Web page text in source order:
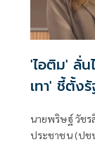
'ไอติม' ลั่น
เทา' ชี้ตั้ง
นายพริษฐ์ วัช
ประชาชน (ปช